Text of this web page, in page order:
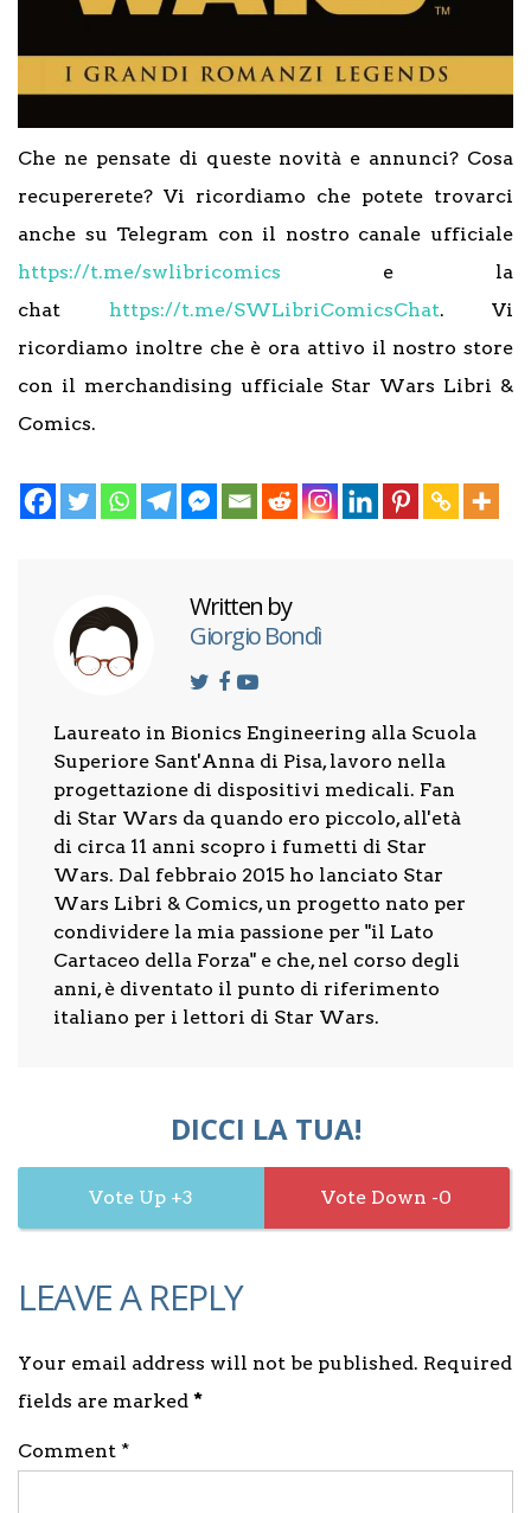
Che ne pensate di queste novità e annunci? Cosa
recupererete? Vi ricordiamo che potete trovarci
anche su Telegram con il nostro canale ufficiale
https://t.me/swlibricomics e la
chat https://t.me/SWLibriComicsChat. Vi
ricordiamo inoltre che è ora attivo il nostro store
con il merchandising ufficiale Star Wars Libri &
Comics.
Written by
Giorgio Bondì
Laureato in Bionics Engineering alla Scuola
Superiore Sant'Anna di Pisa, lavoro nella
progettazione di dispositivi medicali. Fan
di Star Wars da quando ero piccolo, all'età
di circa 11 anni scopro i fumetti di Star
Wars. Dal febbraio 2015 ho lanciato Star
Wars Libri & Comics, un progetto nato per
condividere la mia passione per "il Lato
Cartaceo della Forza" e che, nel corso degli
anni, è diventato il punto di riferimento
italiano per i lettori di Star Wars.
DICCI LA TUA!
3 0
LEAVE A REPLY
Your email address will not be published. Required
fields are marked *
Comment *